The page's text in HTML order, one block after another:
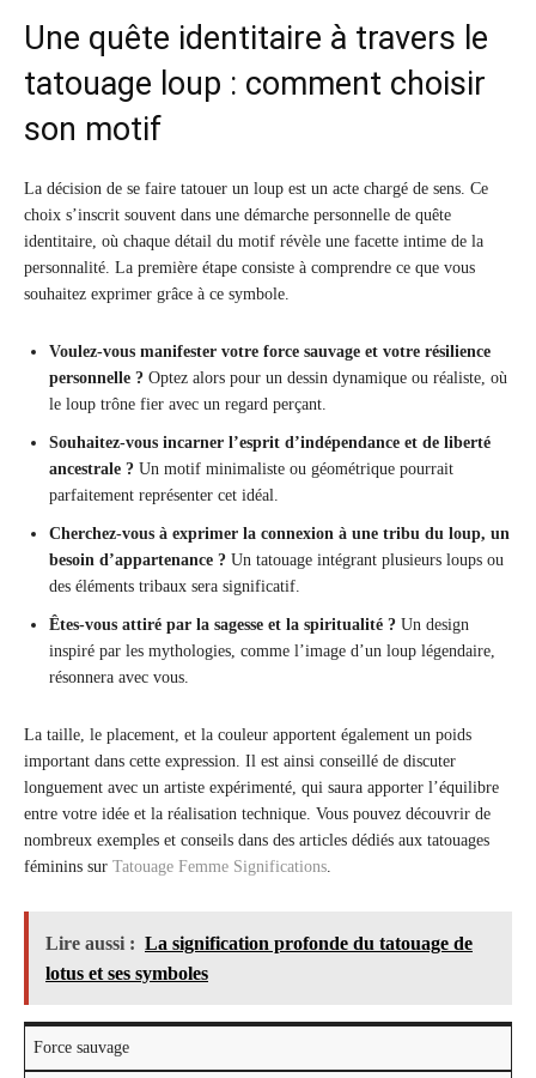
Une quête identitaire à travers le
tatouage loup : comment choisir
son motif
La décision de se faire tatouer un loup est un acte chargé de sens. Ce
choix s’inscrit souvent dans une démarche personnelle de quête
identitaire, où chaque détail du motif révèle une facette intime de la
personnalité. La première étape consiste à comprendre ce que vous
souhaitez exprimer grâce à ce symbole.
Voulez-vous manifester votre force sauvage et votre résilience
personnelle ? Optez alors pour un dessin dynamique ou réaliste, où
le loup trône fier avec un regard perçant.
Souhaitez-vous incarner l’esprit d’indépendance et de liberté
ancestrale ? Un motif minimaliste ou géométrique pourrait
parfaitement représenter cet idéal.
Cherchez-vous à exprimer la connexion à une tribu du loup, un
besoin d’appartenance ? Un tatouage intégrant plusieurs loups ou
des éléments tribaux sera significatif.
Êtes-vous attiré par la sagesse et la spiritualité ? Un design
inspiré par les mythologies, comme l’image d’un loup légendaire,
résonnera avec vous.
La taille, le placement, et la couleur apportent également un poids
important dans cette expression. Il est ainsi conseillé de discuter
longuement avec un artiste expérimenté, qui saura apporter l’équilibre
entre votre idée et la réalisation technique. Vous pouvez découvrir de
nombreux exemples et conseils dans des articles dédiés aux tatouages
féminins sur Tatouage Femme Significations.
Lire aussi : La signification profonde du tatouage de
lotus et ses symboles
Force sauvage